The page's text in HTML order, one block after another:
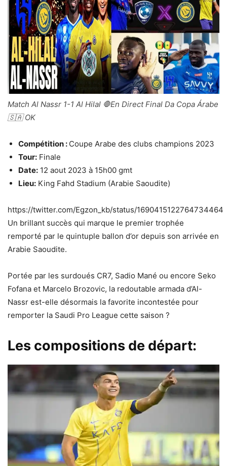
Match Al Nassr 1-1 Al Hilal 🛑En Direct Final Da Copa Árabe
🇸🇦 OK
Compétition : Coupe Arabe des clubs champions 2023
Tour: Finale
Date: 12 aout 2023 à 15h00 gmt
Lieu: King Fahd Stadium (Arabie Saoudite)
https://twitter.com/Egzon_kb/status/1690415122764734464
Un brillant succès qui marque le premier trophée
remporté par le quintuple ballon d’or depuis son arrivée en
Arabie Saoudite.
Portée par les surdoués CR7, Sadio Mané ou encore Seko
Fofana et Marcelo Brozovic, la redoutable armada d’Al-
Nassr est-elle désormais la favorite incontestée pour
remporter la Saudi Pro League cette saison ?
Les compositions de départ: